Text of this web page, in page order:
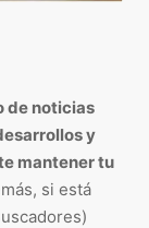
de noticias
y
mantener tu
si está